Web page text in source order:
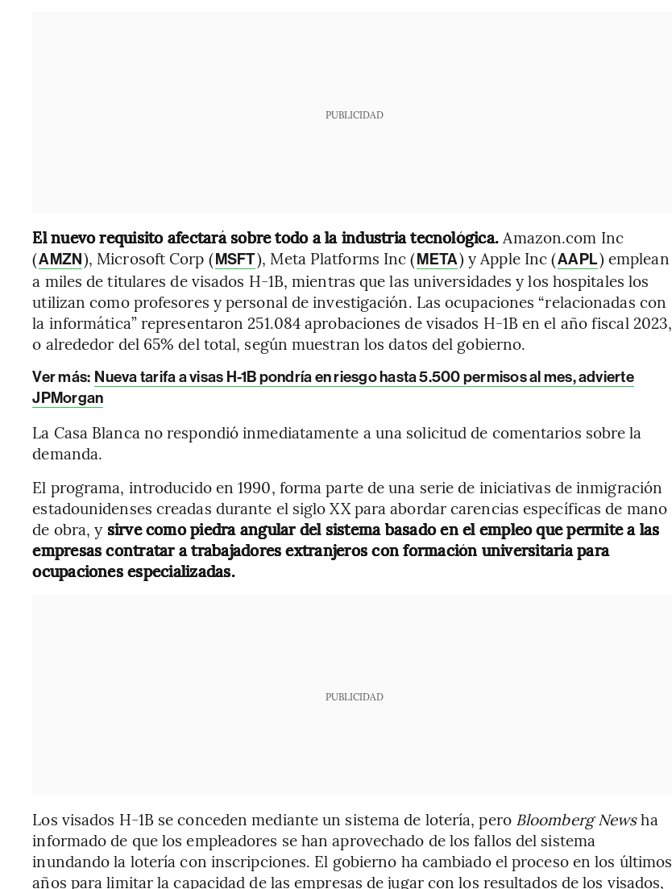
PUBLICIDAD
El nuevo requisito afectará sobre todo a la industria tecnológica. Amazon.com Inc
(AMZN), Microsoft Corp (MSFT), Meta Platforms Inc (META) y Apple Inc (AAPL) emplean
a miles de titulares de visados H-1B, mientras que las universidades y los hospitales los
utilizan como profesores y personal de investigación. Las ocupaciones “relacionadas con
la informática” representaron 251.084 aprobaciones de visados H-1B en el año fiscal 2023,
o alrededor del 65% del total, según muestran los datos del gobierno.
Ver más: Nueva tarifa a visas H-1B pondría en riesgo hasta 5.500 permisos al mes, advierte
JPMorgan
La Casa Blanca no respondió inmediatamente a una solicitud de comentarios sobre la
demanda.
El programa, introducido en 1990, forma parte de una serie de iniciativas de inmigración
estadounidenses creadas durante el siglo XX para abordar carencias específicas de mano
de obra, y sirve como piedra angular del sistema basado en el empleo que permite a las
empresas contratar a trabajadores extranjeros con formación universitaria para
ocupaciones especializadas.
PUBLICIDAD
Los visados H-1B se conceden mediante un sistema de lotería, pero Bloomberg Newsha
informado de que los empleadores se han aprovechado de los fallos del sistema
inundando la lotería con inscripciones. El gobierno ha cambiado el proceso en los últimos
años para limitar la capacidad de las empresas de jugar con los resultados de los visados,